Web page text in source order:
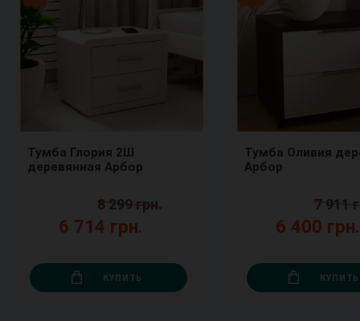
Тумба Глория 2Ш
деревянная Арбор
6 714 грн.
8 299 грн.
КУПИТЬ
Тумба Оливия деревянная
Арбор
6 400
7 911
КУПИТЬ